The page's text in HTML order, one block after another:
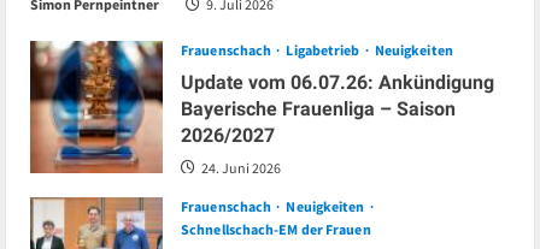
Simon Pernpeintner 9. Juli 2026
Frauenschach Ligabetrieb Neuigkeiten
Update vom 06.07.26: Ankündigung
Bayerische Frauenliga – Saison
2026/2027
24. Juni 2026
Frauenschach
Neuigkeiten
Schnellschach-EM der Frauen